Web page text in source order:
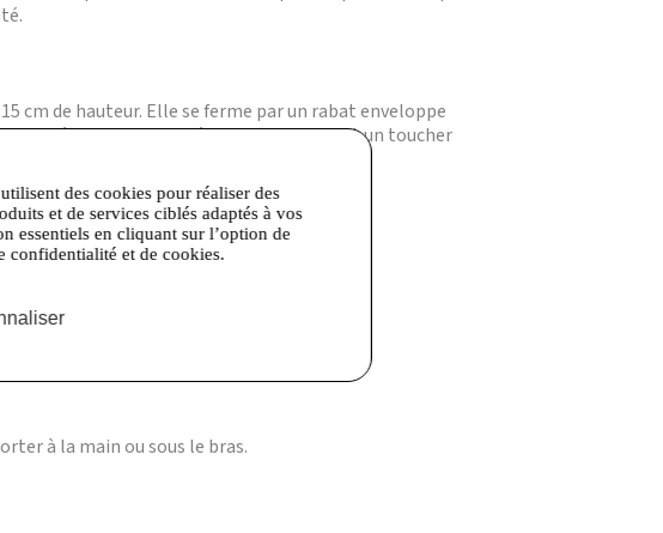
cm de hauteur. Elle se ferme par un rabat enveloppe
soignée garantit une résistance durable et un toucher
quelques petits objets personnels.
à la main ou sous le bras.
des cookies pour réaliser des
et de services ciblés adaptés à vos
essentiels en cliquant sur l’option de
confidentialité et de cookies.